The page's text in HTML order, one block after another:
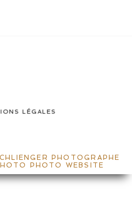
LÉGALES
PHOTOGRAPHE
PHOTO WEBSITE